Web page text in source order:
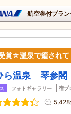
航空券付プラ
賞☆温泉で癒されて
ら温泉 琴参閣
フォトギャラリー 宿ブ